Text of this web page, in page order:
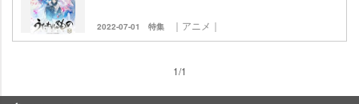
2022-07-01 特集 ｜アニメ｜
1/1